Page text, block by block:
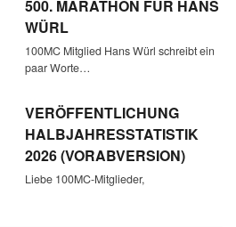
500. MARATHON FÜR HANS
WÜRL
100MC Mitglied Hans Würl schreibt ein
paar Worte…
VERÖFFENTLICHUNG
HALBJAHRESSTATISTIK
2026 (VORABVERSION)
Liebe 100MC-Mitglieder,